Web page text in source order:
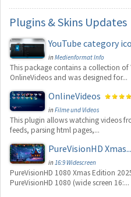
Plugins & Skins Updates
YouTube category
inMedienformat Info
This package contains a collection
OnlineVideos and was designed for...
OnlineVideos
inFilme und Videos
This plugin allows watching videos
feeds, parsing html pages,...
PureVisionHD Xmas...
in16:9 Widescreen
PureVisionHD 1080 Xmas Edition
PureVisionHD 1080 (wide screen 16:...